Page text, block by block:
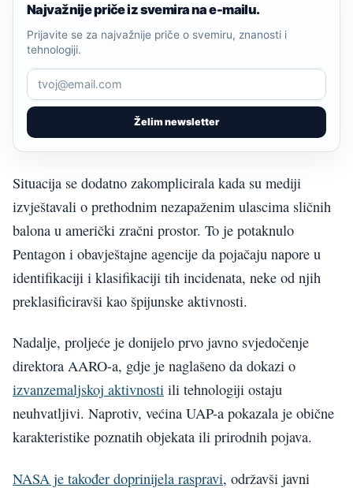
Najvažnije priče iz svemira na e-mailu.
Želim newsletter
Prijavite se za najvažnije priče o svemiru, znanosti i
tehnologiji.
Situacija se dodatno zakomplicirala kada su mediji
izvještavali o prethodnim nezapaženim ulascima sličnih
balona u američki zračni prostor. To je potaknulo
Pentagon i obavještajne agencije da pojačaju napore u
identifikaciji i klasifikaciji tih incidenata, neke od njih
preklasificiravši kao špijunske aktivnosti.
Nadalje, proljeće je donijelo prvo javno svjedočenje
direktora AARO-a, gdje je naglašeno da dokazi o
izvanzemaljskoj aktivnosti ili tehnologiji ostaju
neuhvatljivi. Naprotiv, većina UAP-a pokazala je obične
karakteristike poznatih objekata ili prirodnih pojava.
NASA je također doprinijela raspravi, održavši javni